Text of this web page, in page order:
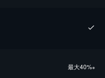
最⼤40%※